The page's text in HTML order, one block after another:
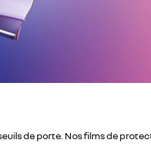
de porte. Nos films de